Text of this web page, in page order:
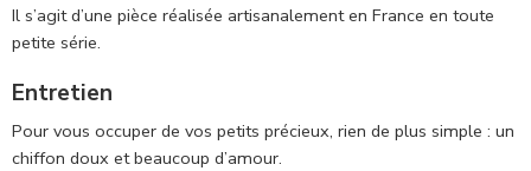
Il s’agit d’une pièce réalisée artisanalement en France en toute
petite série.
Entretien
Pour vous occuper de vos petits précieux, rien de plus simple : un
chiffon doux et beaucoup d’amour.